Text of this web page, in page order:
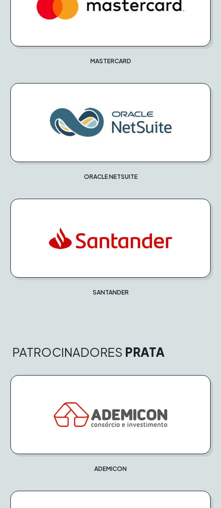
MASTERCARD
ORACLE NETSUITE
SANTANDER
PATROCINADORES PRATA
ADEMICON